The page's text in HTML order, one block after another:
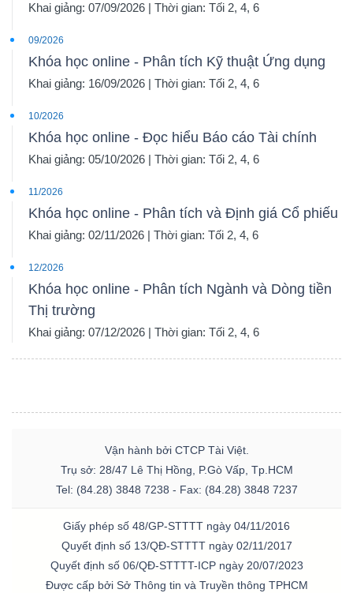
Khai giảng: 07/09/2026 | Thời gian: Tối 2, 4, 6
09/2026
Khóa học online - Phân tích Kỹ thuật Ứng dụng
Khai giảng: 16/09/2026 | Thời gian: Tối 2, 4, 6
10/2026
Khóa học online - Đọc hiểu Báo cáo Tài chính
Khai giảng: 05/10/2026 | Thời gian: Tối 2, 4, 6
11/2026
Khóa học online - Phân tích và Định giá Cổ phiếu
Khai giảng: 02/11/2026 | Thời gian: Tối 2, 4, 6
12/2026
Khóa học online - Phân tích Ngành và Dòng tiền
Thị trường
Khai giảng: 07/12/2026 | Thời gian: Tối 2, 4, 6
Vận hành bởi CTCP Tài Việt.
Trụ sở: 28/47 Lê Thị Hồng, P.Gò Vấp, Tp.HCM
Tel: (84.28) 3848 7238 - Fax: (84.28) 3848 7237
Giấy phép số 48/GP-STTTT ngày 04/11/2016
Quyết định số 13/QĐ-STTTT ngày 02/11/2017
Quyết định số 06/QĐ-STTTT-ICP ngày 20/07/2023
Được cấp bởi Sở Thông tin và Truyền thông TPHCM